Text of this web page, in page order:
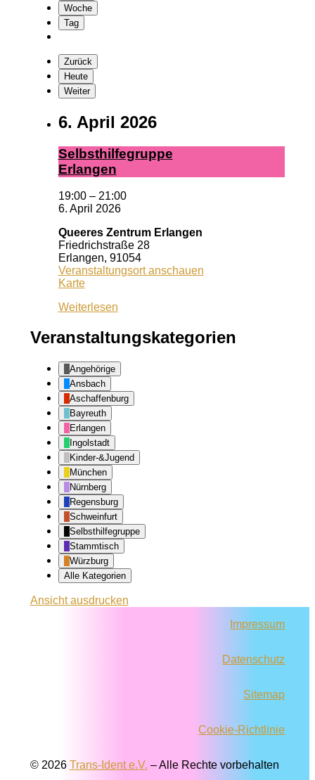
Woche
Tag
Zurück
Heute
Weiter
6. April 2026
Selbst­hil­fe­grup­pe
Er­lan­gen
19:00 – 21:00
6. April 2026
Queeres Zentrum Erlangen
Friedrichstraße 28
Erlangen, 91054
Veranstaltungsort anschauen
KarteQueeres
Erlangen
Weiterlesen
Veranstaltungskategorien
Angehörige
Ansbach
Aschaffenburg
Bayreuth
Erlangen
Ingolstadt
Kinder-&Jugend
München
Nürnberg
Regensburg
Schweinfurt
Selbsthilfegruppe
Stammtisch
Würzburg
Alle Kategorien
Ansichtausdrucken
Impressum
Datenschutz
Sitemap
Cookie-Richtlinie
© 2026 Trans-Ident e.V. – Alle Rechte vorbehalten